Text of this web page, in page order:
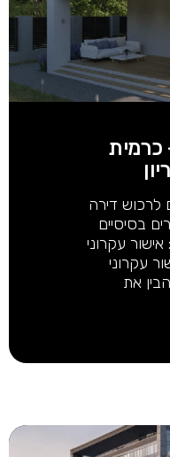
כרמית
לרכוש דירה
בסיסיים
עקרוני
עקרוני
את